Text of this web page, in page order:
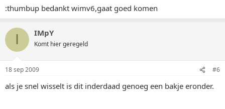
:thumbup bedankt wimv6,gaat goed komen
I IMpY
Komt hier geregeld
18 sep 2009 #6
als je snel wisselt is dit inderdaad genoeg een bakje eronder.